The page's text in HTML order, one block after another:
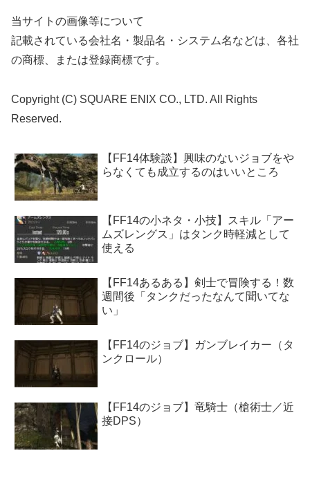
当サイトの画像等について
記載されている会社名・製品名・システム名などは、各社
の商標、または登録商標です。
Copyright (C) SQUARE ENIX CO., LTD. All Rights
Reserved.
【FF14体験談】興味のないジョブをや
らなくても成立するのはいいところ
【FF14の小ネタ・小技】スキル「アー
ムズレングス」はタンク時軽減として
使える
【FF14あるある】剣士で冒険する！数
週間後「タンクだったなんて聞いてな
い」
【FF14のジョブ】ガンブレイカー（タ
ンクロール）
【FF14のジョブ】竜騎士（槍術士／近
接DPS）